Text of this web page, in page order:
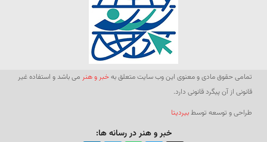
تمامی حقوق مادی و معنوی این وب سایت متعلق بهخبر و هنر می باشد و استفاده غیر
قانونی از آن پیگرد قانونی دارد.
طراحی و توسعه توسطبیردیتا
خبر و هنر در رسانه ها: